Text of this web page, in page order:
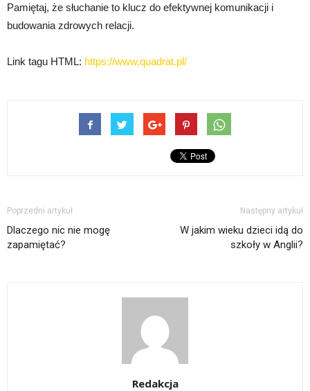
Pamiętaj, że słuchanie to klucz do efektywnej komunikacji i
budowania zdrowych relacji.
Link tagu HTML: https://www.quadrat.pl/
Poprzedni artykuł
Dlaczego nic nie mogę
zapamiętać?
Następny artykuł
W jakim wieku dzieci idą do
szkoły w Anglii?
Redakcja